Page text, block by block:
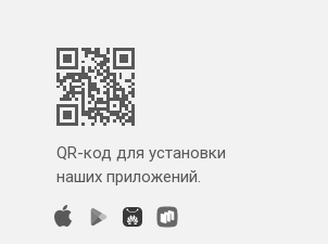
QR-код для установки
наших приложений.